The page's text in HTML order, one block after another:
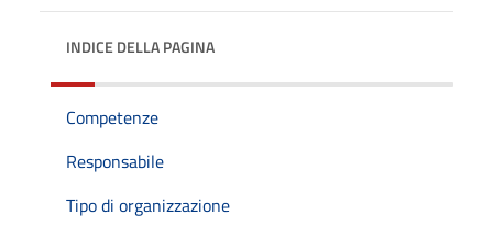
INDICE DELLA PAGINA
Competenze
Responsabile
Tipo di organizzazione